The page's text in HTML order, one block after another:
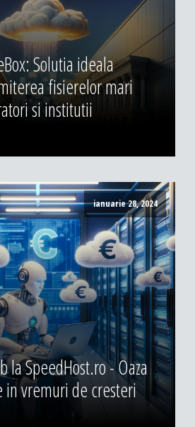
Solutia ideala
fisierelor mari
si institutii
ianuarie 28, 2024
la SpeedHost.ro - Oaza
in vremuri de cresteri